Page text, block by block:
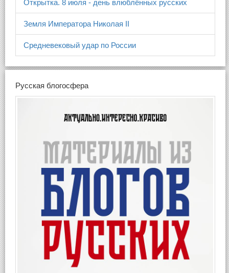
Открытка. 8 июля - день влюблённых русских
Земля Императора Николая II
Средневековый удар по России
Русская блогосфера